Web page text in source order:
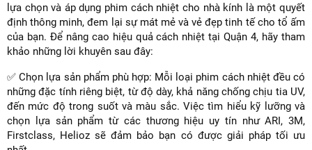
lựa chọn và áp dụng phim cách nhiệt cho nhà kính là một quyết
định thông minh, đem lại sự mát mẻ và vẻ đẹp tinh tế cho tổ ấm
của bạn. Để nâng cao hiệu quả cách nhiệt tại Quận 4, hãy tham
khảo những lời khuyên sau đây:
✅ Chọn lựa sản phẩm phù hợp: Mỗi loại phim cách nhiệt đều có
những đặc tính riêng biệt, từ độ dày, khả năng chống chịu tia UV,
đến mức độ trong suốt và màu sắc. Việc tìm hiểu kỹ lưỡng và
chọn lựa sản phẩm từ các thương hiệu uy tín như ARI, 3M,
Firstclass, Helioz sẽ đảm bảo bạn có được giải pháp tối ưu